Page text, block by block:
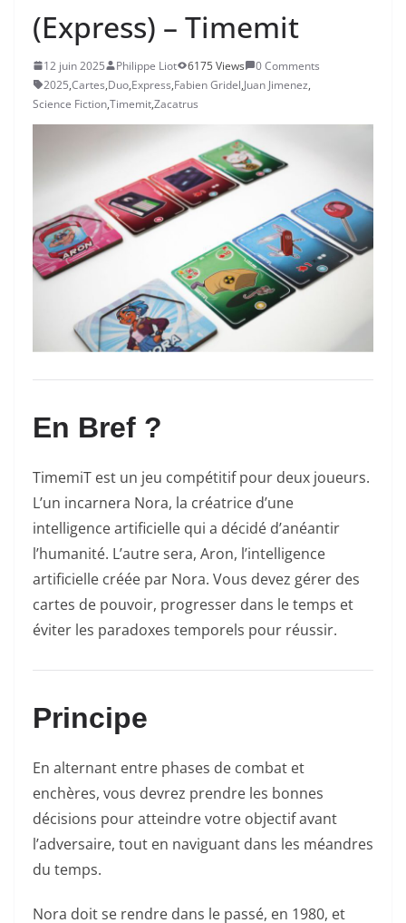
(Express) – Timemit
12 juin 2025 Philippe Liot 6175 Views
0 Comments
2025,Cartes,Duo,Express,Fabien Gridel,Juan Jimenez,
Science Fiction,Timemit,Zacatrus
En Bref ?
TimemiT est un jeu compétitif pour deux joueurs.
L’un incarnera Nora, la créatrice d’une
intelligence artificielle qui a décidé d’anéantir
l’humanité. L’autre sera, Aron, l’intelligence
artificielle créée par Nora. Vous devez gérer des
cartes de pouvoir, progresser dans le temps et
éviter les paradoxes temporels pour réussir.
Principe
En alternant entre phases de combat et
enchères, vous devrez prendre les bonnes
décisions pour atteindre votre objectif avant
l’adversaire, tout en naviguant dans les méandres
du temps.
Nora doit se rendre dans le passé, en 1980, et